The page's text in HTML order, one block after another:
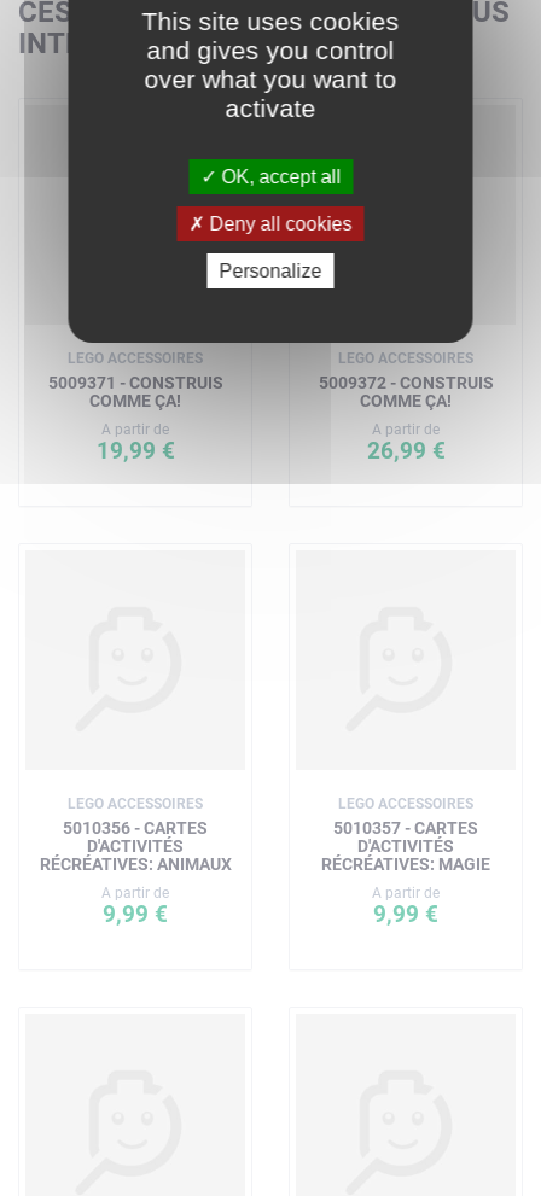
CES SETS POURRAIENT AUSSI VOUS
INTÉRESSER
LEGO ACCESSOIRES
5009371 - CONSTRUIS
COMME ÇA!
A partir de
19,99 €
LEGO ACCESSOIRES
5009372 - CONSTRUIS
COMME ÇA!
A partir de
26,99 €
LEGO ACCESSOIRES
5010356 - CARTES
D'ACTIVITÉS
RÉCRÉATIVES: ANIMAUX
A partir de
9,99 €
LEGO ACCESSOIRES
5010357 - CARTES
D'ACTIVITÉS
RÉCRÉATIVES: MAGIE
A partir de
9,99 €
This site uses cookies
and gives you control
over what you want to
activate
OK, accept all
Deny all cookies
Personalize